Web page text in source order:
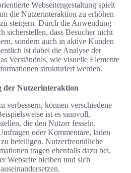
Webseitengestaltung spielt
die Nutzerinteraktion zu erhöhen
steigern. Durch die Anwendung
sicherstellen, dass Besucher nicht
sondern auch in aktive Kunden
ist dabei die Analyse der
Verständnis, wie visuelle Elemente
strukturiert werden.
der Nutzerinteraktion
verbessern, können verschiedene
ist es sinnvoll,
die den Nutzer fesseln.
oder Kommentare, laden
beteiligen. Nutzerfreundliche
tragen ebenfalls dazu bei,
Webseite bleiben und sich